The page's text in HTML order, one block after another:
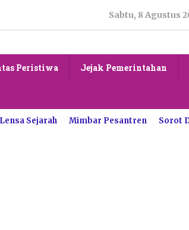
Sabtu, 8 Agustus
Peristiwa Jejak Pemerintahan
Lensa Sejarah Mimbar Pesantren Sorot